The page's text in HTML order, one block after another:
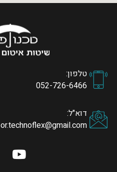
טלפון:
052-726-6466
דוא"ל:
or.technoflex@gmail.com